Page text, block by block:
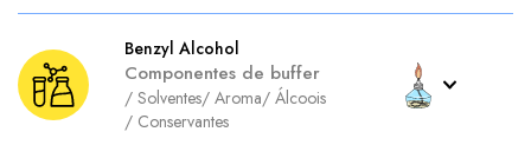
Benzyl Alcohol
Componentes de buffer
/ Solventes/ Aroma/ Álcoois
/ Conservantes